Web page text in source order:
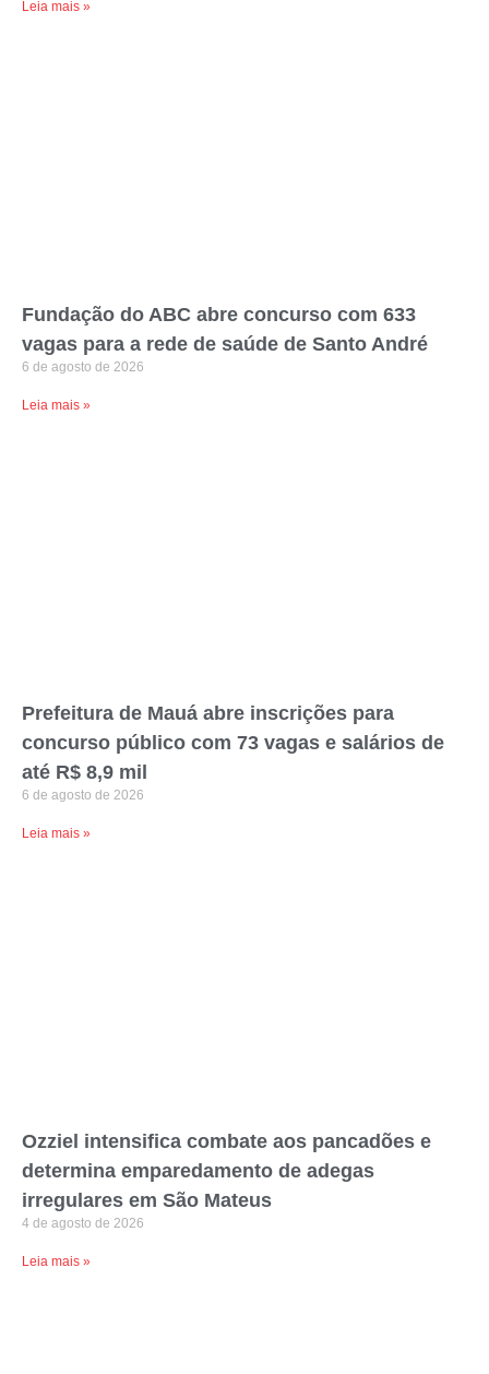
Leia mais »
Fundação do ABC abre concurso com 633
vagas para a rede de saúde de Santo André
6 de agosto de 2026
Leia mais »
Prefeitura de Mauá abre inscrições para
concurso público com 73 vagas e salários de
até R$ 8,9 mil
6 de agosto de 2026
Leia mais »
Ozziel intensifica combate aos pancadões e
determina emparedamento de adegas
irregulares em São Mateus
4 de agosto de 2026
Leia mais »